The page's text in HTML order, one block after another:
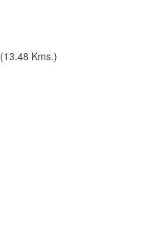
(13.48 Kms.)